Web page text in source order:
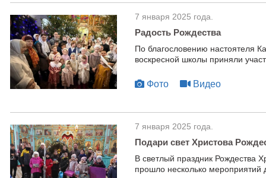
7 января 2025 года.
Радость Рождества
По благословению настоятеля
воскресной школы приняли
Фото Видео
7 января 2025 года.
Подари свет Христова
В светлый праздник Рождества
прошло несколько мероприятий